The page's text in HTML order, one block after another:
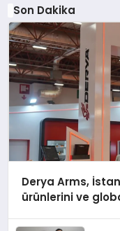
Son Dakika
Derya Arms,
ürünlerini ve